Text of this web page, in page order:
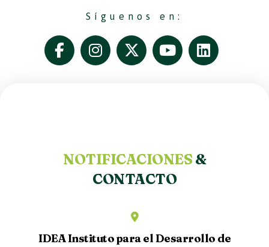
Síguenos en:
NOTIFICACIONES &
CONTACTO
IDEA Instituto para el Desarrollo de